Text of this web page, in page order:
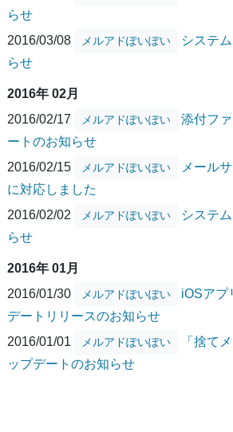
らせ
2016/03/08
メルアドぽいぽい
システ
らせ
2016年 02月
2016/02/17
メルアドぽいぽい
添付フ
ートのお知らせ
2016/02/15
メルアドぽいぽい
メール
に対応しました
2016/02/02
メルアドぽいぽい
システ
らせ
2016年 01月
2016/01/30
メルアドぽいぽい
iOSアプ
デートリリースのお知らせ
2016/01/01
メルアドぽいぽい
「捨て
ップデートのお知らせ